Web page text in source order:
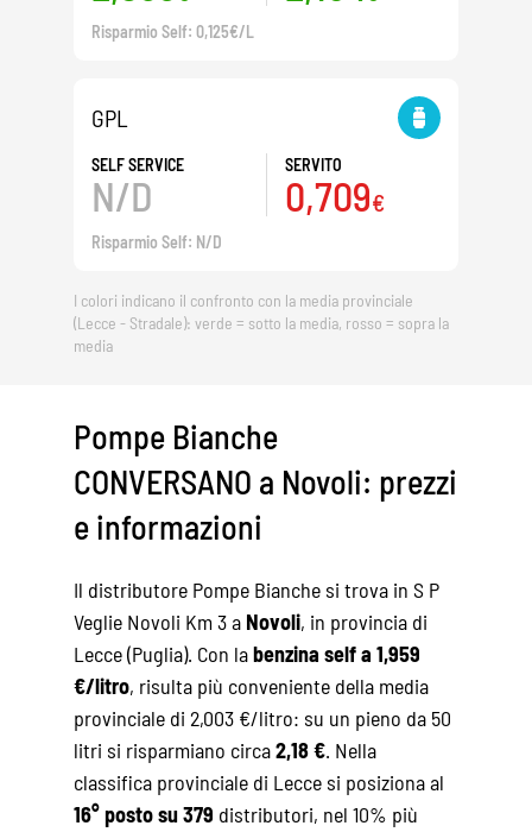
Risparmio Self: 0,125€/L
GPL
SELF SERVICE
N/D
SERVITO
0,709€
Risparmio Self: N/D
I colori indicano il confronto con la media provinciale
(Lecce - Stradale): verde = sotto la media, rosso = sopra la
media
Pompe Bianche
CONVERSANO a Novoli: prezzi
e informazioni
Il distributore Pompe Bianche si trova in S P
Veglie Novoli Km 3 a Novoli, in provincia di
Lecce (Puglia). Con labenzina self a 1,959
€/litro, risulta più conveniente della media
provinciale di 2,003 €/litro: su un pieno da 50
litri si risparmiano circa2,18 €. Nella
classifica provinciale di Lecce si posiziona al
16° posto su 379 distributori, nel 10% più